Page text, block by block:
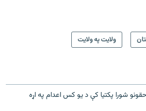
ولایت په ولایت
شورا پکتيا کې د يو کس اعدام په اړه